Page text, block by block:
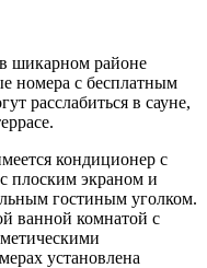
шикарном районе
номера с бесплатным
расслабиться в сауне,
кондиционер с
плоским экраном и
гостиным уголком.
ванной комнатой с
установлена